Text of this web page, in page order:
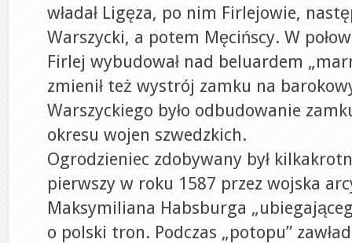
władał Ligęza, po nim Firlejowie,
Warszycki, a potem Męcińscy. W
Firlej wybudował nad beluardem
zmienił też wystrój zamku na
Warszyckiego było odbudowanie
okresu wojen szwedzkich.
Ogrodzieniec zdobywany był
pierwszy w roku 1587 przez wojska
Maksymiliana Habsburga
o polski tron. Podczas „potopu”